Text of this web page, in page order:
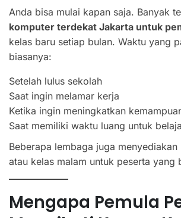
Anda bisa mulai kapan saja. Banyak
komputer terdekat Jakarta untuk
kelas baru setiap bulan. Waktu yang
biasanya:
Setelah lulus sekolah
Saat ingin melamar kerja
Ketika ingin meningkatkan
Saat memiliki waktu luang untuk
Beberapa lembaga juga
atau kelas malam untuk peserta yang
Mengapa Pemula